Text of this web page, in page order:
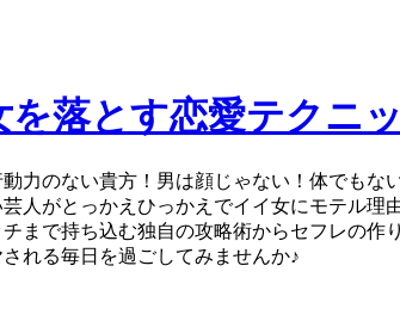
落とす恋愛テクニ
力のない貴方！男は顔じゃない！体でも
人がとっかえひっかえでイイ女にモテル
まで持ち込む独自の攻略術からセフレの
れる毎日を過ごしてみませんか♪